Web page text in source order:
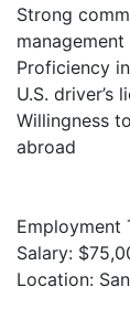
Strong
management
Proficiency
U.S. driver’s
Willingness
abroad
Employment
Salary:
Location: